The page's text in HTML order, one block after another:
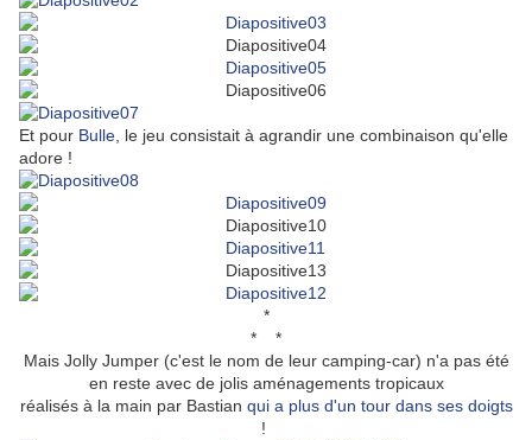
Et pour Bulle , le jeu consistait à agrandir une combinaison qu'elle
adore !
*
* *
Mais Jolly Jumper (c'est le nom de leur camping-car) n'a pas été
en reste avec de jolis aménagements tropicaux
réalisés à la main par Bastian qui a plus d'un tour dans ses doigts
!